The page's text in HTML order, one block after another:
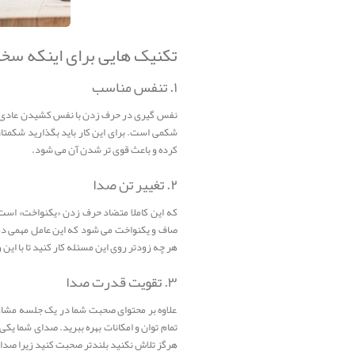
تکنیک هایی برای اینکه
۱. تنفس مناسب
نفس گیری در حرف زدن با نفس کشیدن عادی
شکمی است. برای این کار باید بگذارید
کرده و باعث قوی تر شدن آن می شود.
۲. تغییر تن صدا
که این کاملا متضاد حرف زدن «یکنواخت»
صاف و یکنواخت می شود که این عامل
هر چه زودتر روی این مسئله کار کنید تا با
۳. تقویت قدرت صدا
علاوه بر محتوای صحبت شما در یک جلسه
تمام توان و امکانات بهره ببرید. صدای
هرگز تلاش نکنید بلندتر صحبت کنید زیرا